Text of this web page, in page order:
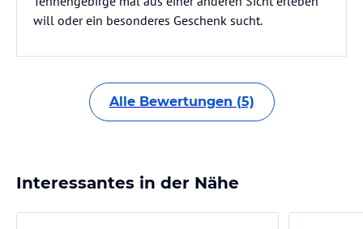
will oder ein besonderes Geschenk sucht.
Alle Bewertungen (5)
Interessantes in der Nähe